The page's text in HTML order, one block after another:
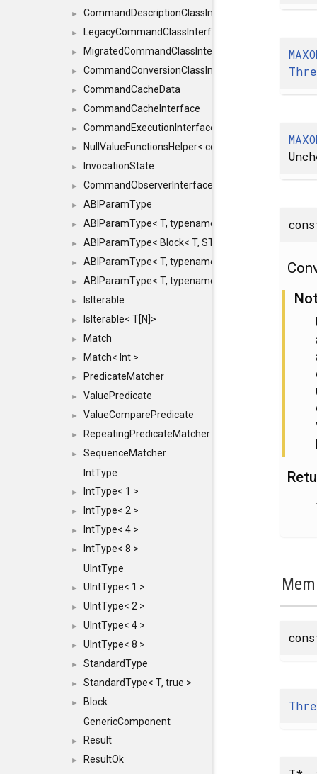
► CommandDescriptionClassInterface
► LegacyCommandClassInterface
► MigratedCommandClassInterface
► CommandConversionClassInterface
► CommandCacheData
► CommandCacheInterface
► CommandExecutionInterface
► NullValueFunctionsHelper< const Result<
► InvocationState
► CommandObserverInterface
► ABIParamType
► ABIParamType< T, typename std::enable_if<
► ABIParamType< Block< T, STRIDED, MOVE > >
► ABIParamType< T, typename std::enable_if<
► ABIParamType< T, typename std::enable_if<
► IsIterable
► IsIterable< T[N]>
► Match
► Match< Int >
► PredicateMatcher
► ValuePredicate
► ValueComparePredicate
► RepeatingPredicateMatcher
►
SequenceMatcher
IntType
► IntType< 1 >
► IntType< 2 >
► IntType< 4 >
►
IntType< 8 >
UIntType
► UIntType< 1 >
► UIntType< 2 >
► UIntType< 4 >
► UIntType< 8 >
► StandardType
► StandardType< T, true >
►
Block
GenericComponent
► Result
►
ResultOk